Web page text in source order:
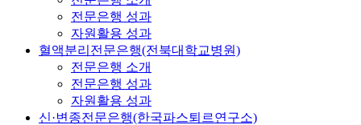
전문은행 성과
자원활용 성과
혈액분리전문은행(전북대학교병원)
전문은행 소개
전문은행 성과
자원활용 성과
신·변종전문은행(한국파스퇴르연구소)